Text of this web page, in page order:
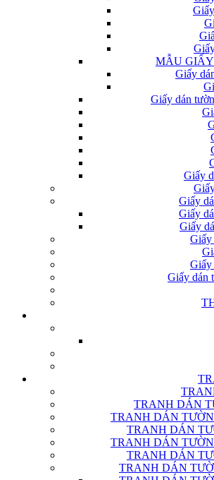
MẪU
Giấy
Giấy dán
Giấy
Giấy
Giấy
Giấy
Giấy
Giấy
Giấy dán
TRANH DÁN
TRANH DÁN
TRANH DÁN
TRANH DÁN
TRANH DÁN
TRANH DÁN